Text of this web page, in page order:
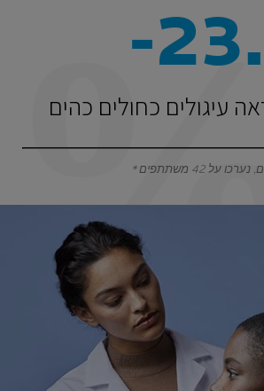
-
עיגולים כחולים כהים